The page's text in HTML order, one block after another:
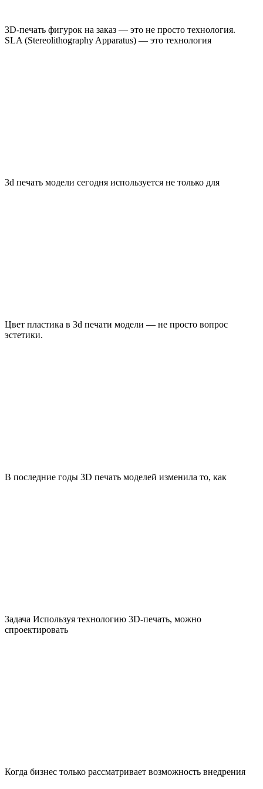
3D-печать фигурок на заказ — это не просто технология.
SLA (Stereolithography Apparatus) — это технология
3d печать модели сегодня используется не только для
Цвет пластика в 3d печати модели — не просто вопрос
эстетики.
В последние годы 3D печать моделей изменила то, как
Задача Используя технологию 3D-печать, можно
спроектировать
Когда бизнес только рассматривает возможность внедрения